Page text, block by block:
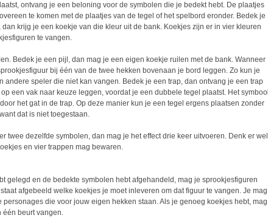
ontvang je een beloning voor de symbolen die je bedekt hebt. De plaatjes
te komen met de plaatjes van de tegel of het spelbord eronder. Bedek je
krijg je een koekje van die kleur uit de bank. Koekjes zijn er in vier kleuren
te vangen.
Bedek je een pijl, dan mag je een eigen koekje ruilen met de bank. Wanneer
bij één van de twee hekken bovenaan je bord leggen. Zo kun je
andere speler die niet kan vangen. Bedek je een trap, dan ontvang je een trap
een vak naar keuze leggen, voordat je een dubbele tegel plaatst. Het symbool
het gat in de trap. Op deze manier kun je een tegel ergens plaatsen zonder
dat is niet toegestaan.
twee dezelfde symbolen, dan mag je het effect drie keer uitvoeren. Denk er wel
en vier trappen mag bewaren.
gelegd en de bedekte symbolen hebt afgehandeld, mag je sprookjesfiguren
afgebeeld welke koekjes je moet inleveren om dat figuur te vangen. Je mag
personages die voor jouw eigen hekken staan. Als je genoeg koekjes hebt, mag
één beurt vangen.